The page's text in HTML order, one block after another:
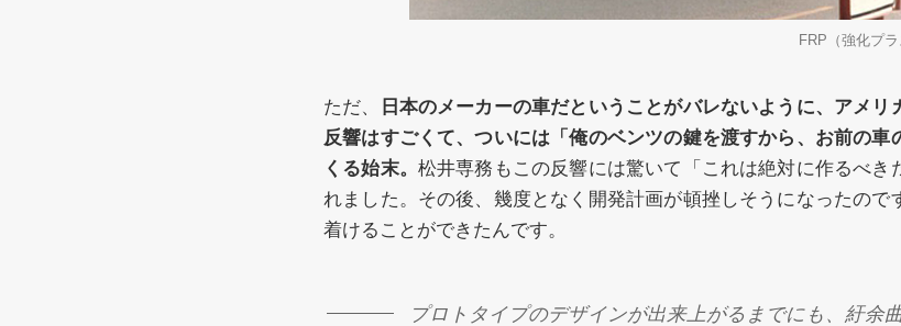
FRP（強化プ
ただ、
日本のメーカーの車だということがバレないように、アメリ
反響はすごくて、ついには「俺のベンツの鍵を渡すから、お前の車
くる始末。 松井専務もこの反響には驚いて「これは絶対に作るべき
れました。その後、幾度となく開発計画が頓挫しそうになったので
着けることができたんです。
プロトタイプのデザインが出来上がるまでにも、紆余